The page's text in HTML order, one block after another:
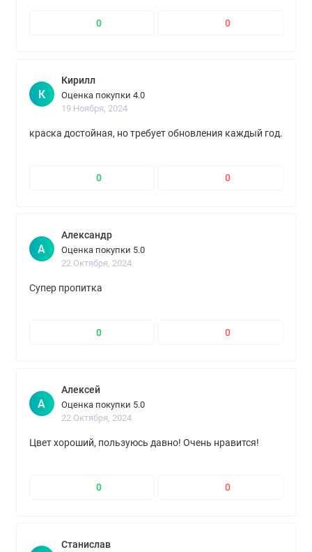
0 0
К
Кирилл
Оценка покупки 4.0
19 Ноября, 2024
краска достойная, но требует обновления каждый год.
0 0
А
Александр
Оценка покупки 5.0
22 Октября, 2024
Супер пропитка
0 0
А
Алексей
Оценка покупки 5.0
22 Октября, 2024
Цвет хороший, пользуюсь давно! Очень нравится!
0 0
Станислав